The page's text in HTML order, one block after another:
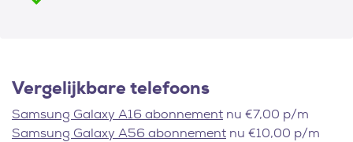
Vergelijkbare telefoons
Samsung Galaxy A16 abonnement nu €7,00 p/m
Samsung Galaxy A56 abonnement nu €10,00 p/m